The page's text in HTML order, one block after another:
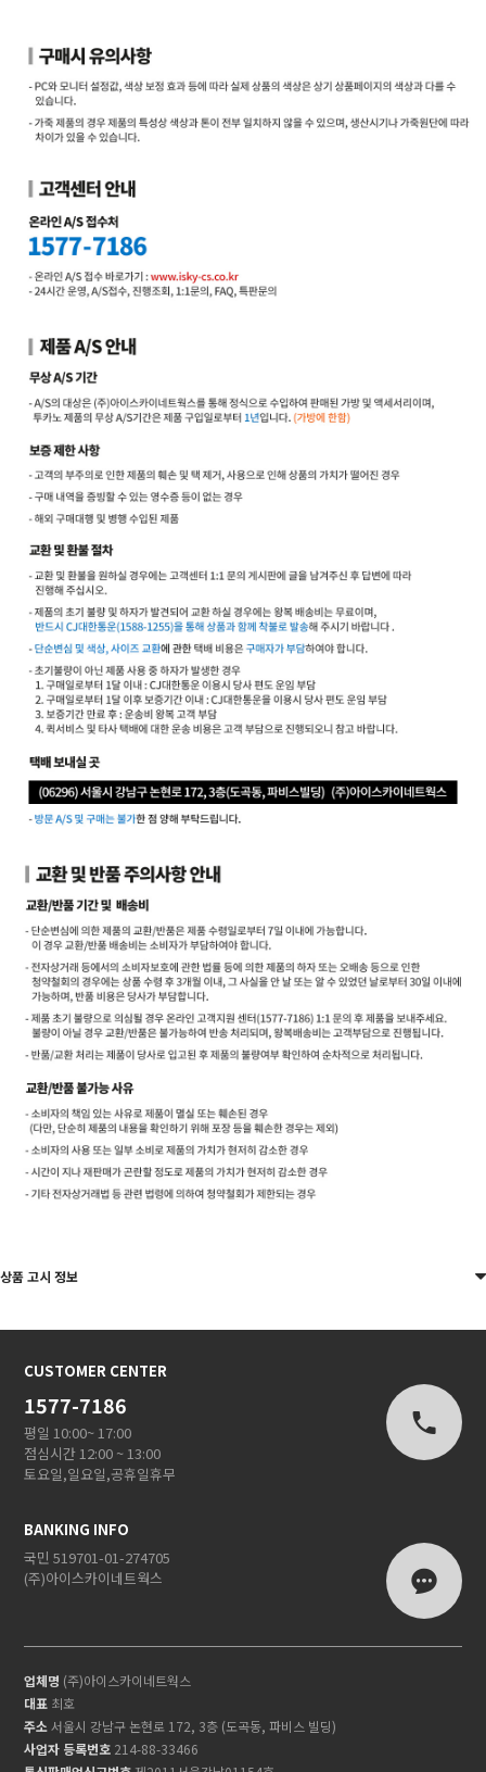
상품 고시 정보
CUSTOMER CENTER
1577-7186
평일 10:00~ 17:00
점심시간 12:00 ~ 13:00
토요일,일요일,공휴일휴무
BANKING INFO
국민 519701-01-274705
(주)아이스카이네트웍스
업체명 (주)아이스카이네트웍스
대표 최호
주소서울시 강남구 논현로 172, 3층 (도곡동, 파비스 빌딩)
사업자 등록번호 214-88-33466